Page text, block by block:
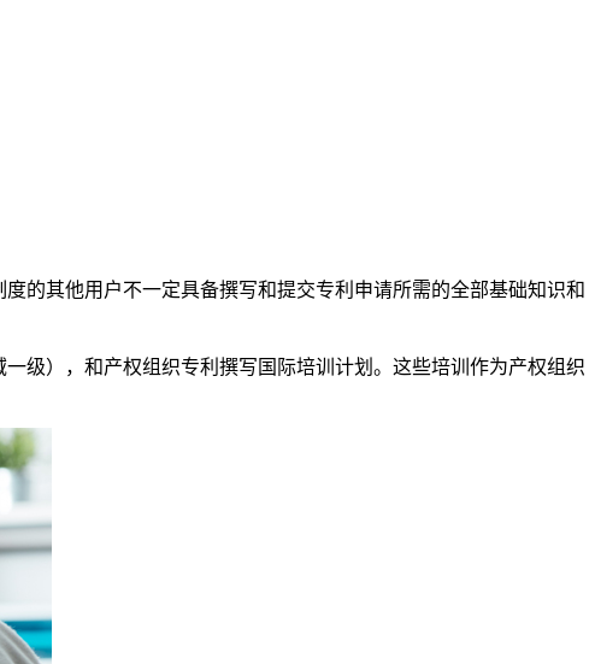
的其他用户不一定具备撰写和提交专利申请所需的全部基础知识和
级），和产权组织专利撰写国际培训计划。这些培训作为产权组织